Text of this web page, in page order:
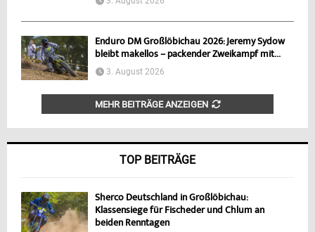
Enduro DM Großlöbichau 2026: Jeremy Sydow
bleibt makellos – packender Zweikampf mit...
3. August 2026
MEHR BEITRÄGE ANZEIGEN
TOP BEITRÄGE
Sherco Deutschland in Großlöbichau:
Klassensiege für Fischeder und Chlum an
beiden Renntagen